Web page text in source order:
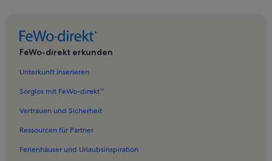
Ferienwohnungen in Winkel
Ferienwohnungen in Garland-Sessellift
Ferienwohnungen in Gilgenhöfe
Ferienunterkünfte nahe Lenggries Station
Ferienwohnungen in Brauneck-Wegscheidl Ski
FeWo-direkt erkunden
Unterkunft inserieren
Sorglos mit FeWo-direkt™
Vertrauen und Sicherheit
Ressourcen für Partner
Ferienhäuser und Urlaubsinspiration